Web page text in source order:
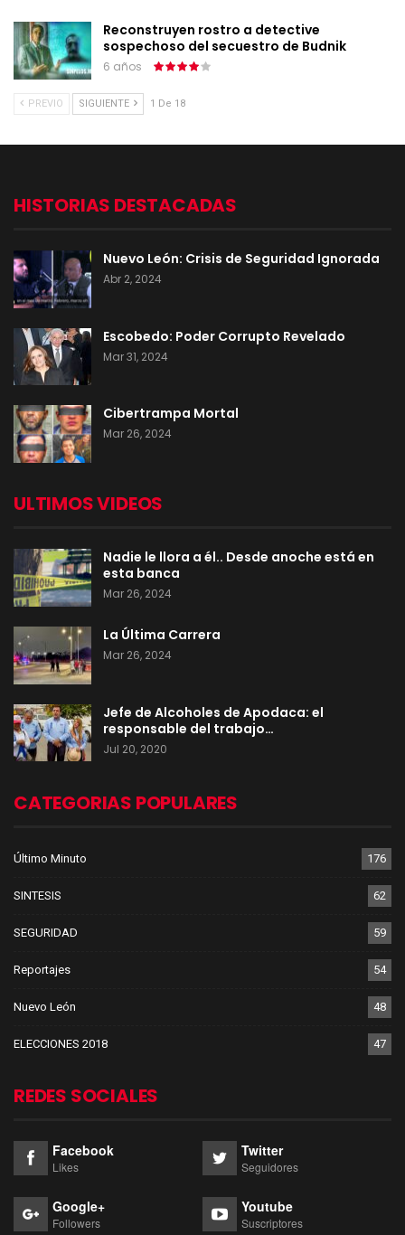
Reconstruyen rostro a detective
sospechoso del secuestro de Budnik
6 años
PREVIO SIGUIENTE 1 De 18
HISTORIAS DESTACADAS
Nuevo León: Crisis de Seguridad Ignorada
Abr 2, 2024
Escobedo: Poder Corrupto Revelado
Mar 31, 2024
Cibertrampa Mortal
Mar 26, 2024
ULTIMOS VIDEOS
Nadie le llora a él.. Desde anoche está en
esta banca
Mar 26, 2024
La Última Carrera
Mar 26, 2024
Jefe de Alcoholes de Apodaca: el
responsable del trabajo…
Jul 20, 2020
CATEGORIAS POPULARES
Último Minuto 176
SINTESIS 62
SEGURIDAD 59
Reportajes 54
Nuevo León 48
ELECCIONES 2018 47
REDES SOCIALES
Facebook
Likes
Twitter
Seguidores
Google+
Followers
Youtube
Suscriptores